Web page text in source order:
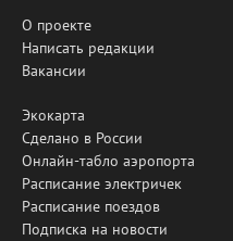
О проекте
Написать редакции
Вакансии
Экокарта
Сделано в России
Онлайн-табло аэропорта
Расписание электричек
Расписание поездов
Подписка на новости